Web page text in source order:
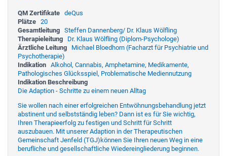
QM Zertifikate deQus
Plätze 20
Gesamtleitung Steffen Dannenberg/ Dr. Klaus Wölfling
Therapieleitung
Dr. Klaus Wölfling (Diplom-Psychologe)
Ärztliche Leitung
Michael Bloedhorn (Facharzt für Psychiatrie und
Psychotherapie)
Indikation Alkohol, Cannabis, Amphetamine, Medikamente,
Pathologisches Glücksspiel, Problematische Mediennutzung
Indikation Beschreibung
Die Adaption - Schritte zu einem neuen Alltag
Sie wollen nach einer erfolgreichen Entwöhnungsbehandlung jetzt
abstinent und selbstständig leben? Dann ist es für Sie wichtig,
Ihren Therapieerfolg zu festigen und Schritt für Schritt
auszubauen. Mit unserer Adaption in der Therapeutischen
Gemeinschaft Jenfeld (TGJ)können Sie Ihren neuen Weg in eine
berufliche und gesellschaftliche Wiedereingliederung beginnen.